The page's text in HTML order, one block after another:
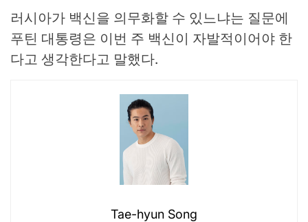
러시아가 백신을 의무화할 수 있느냐는 질문에
푸틴 대통령은 이번 주 백신이 자발적이어야 한
다고 생각한다고 말했다.
Tae-hyun Song